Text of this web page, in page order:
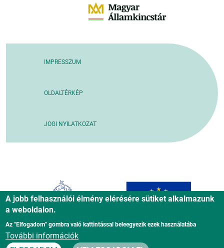
IMPRESSZUM
OLDALTÉRKÉP
JOGI NYILATKOZAT
A jobb felhasználói élmény elérésére sütiket alkalmazunk
a weboldalon.
Az "Elfogadom" gombra való kattintással beleegyezik ezek használatába
További információk